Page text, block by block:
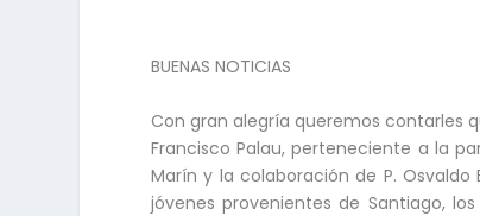
BUENAS NOTICIAS
Con gran alegría queremos contarles
Francisco Palau, perteneciente a la
Marín y la colaboración de P.
jóvenes provenientes de Santiago,